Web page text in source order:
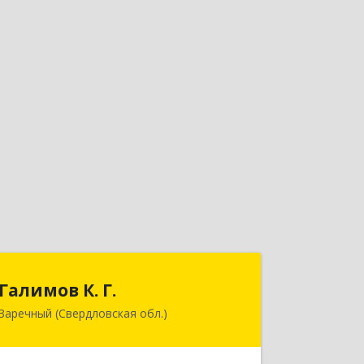
Галимов К. Г.
(Свердловская обл.)
Свердловская обл, г. Заречный, ул.